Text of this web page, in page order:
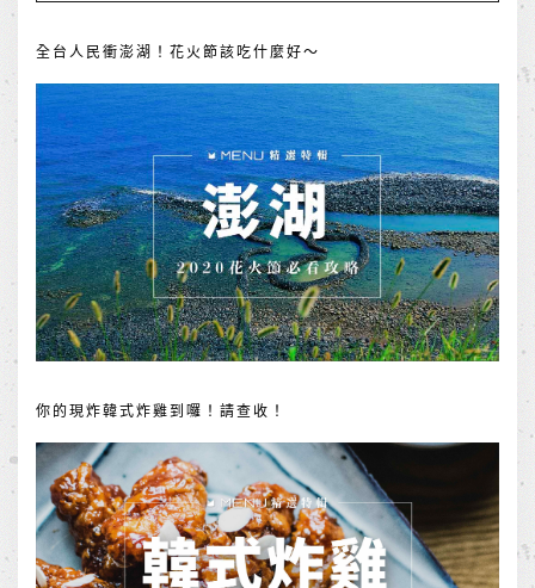
全台人民衝澎湖！花火節該吃什麼好～
你的現炸韓式炸雞到囉！請查收！